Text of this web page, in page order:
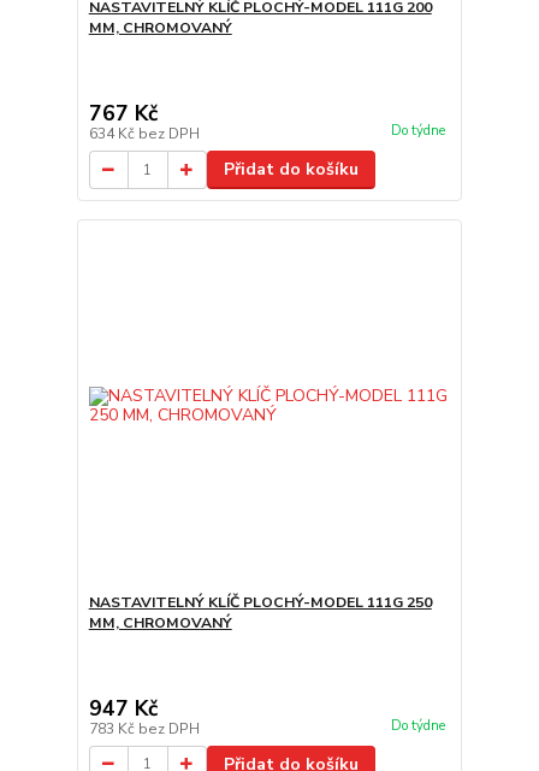
NASTAVITELNÝ KLÍČ PLOCHÝ-MODEL 111G 200
MM, CHROMOVANÝ
767 Kč
634 Kč bez DPH Do týdne
Přidat do košíku
NASTAVITELNÝ KLÍČ PLOCHÝ-MODEL 111G 250
MM, CHROMOVANÝ
947 Kč
783 Kč bez DPH Do týdne
Přidat do košíku